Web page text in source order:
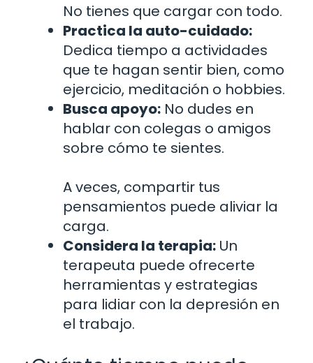
No tienes que cargar con todo.
Practica la auto-cuidado:
Dedica tiempo a actividades
que te hagan sentir bien, como
ejercicio, meditación o hobbies.
Busca apoyo: No dudes en
hablar con colegas o amigos
sobre cómo te sientes.
A veces, compartir tus
pensamientos puede aliviar la
carga.
Considera la terapia: Un
terapeuta puede ofrecerte
herramientas y estrategias
para lidiar con la depresión en
el trabajo.